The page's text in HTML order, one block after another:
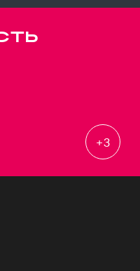
+3